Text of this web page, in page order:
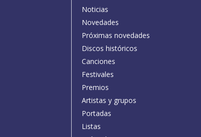
Noticias
Novedades
Próximas novedades
Discos históricos
Canciones
Festivales
Premios
Artistas y grupos
Portadas
Listas